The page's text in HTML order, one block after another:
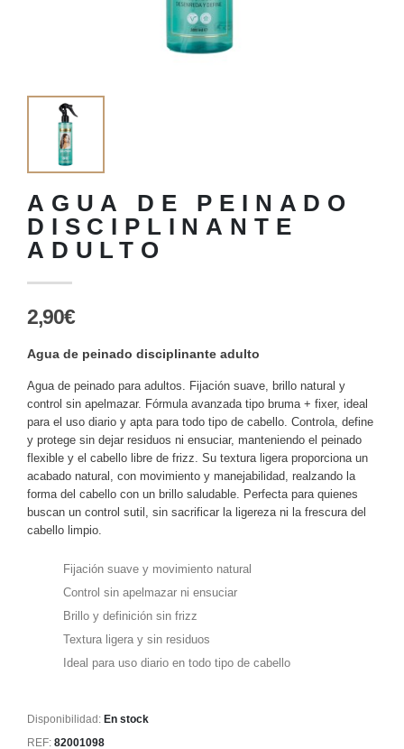
AGUA DE PEINADO
DISCIPLINANTE
ADULTO
2,90€
Agua de peinado disciplinante adulto
Agua de peinado para adultos. Fijación suave, brillo natural y
control sin apelmazar. Fórmula avanzada tipo bruma + fixer, ideal
para el uso diario y apta para todo tipo de cabello. Controla, define
y protege sin dejar residuos ni ensuciar, manteniendo el peinado
flexible y el cabello libre de frizz. Su textura ligera proporciona un
acabado natural, con movimiento y manejabilidad, realzando la
forma del cabello con un brillo saludable. Perfecta para quienes
buscan un control sutil, sin sacrificar la ligereza ni la frescura del
cabello limpio.
Fijación suave y movimiento natural
Control sin apelmazar ni ensuciar
Brillo y definición sin frizz
Textura ligera y sin residuos
Ideal para uso diario en todo tipo de cabello
Disponibilidad: En stock
REF: 82001098